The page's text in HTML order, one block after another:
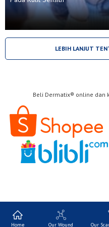
LEBIH LANJUT
Beli Dermatix® online dan
Home Our Wound Our